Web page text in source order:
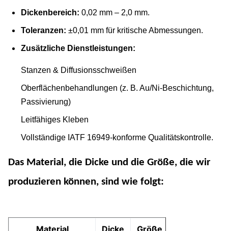
Dickenbereich: 0,02 mm – 2,0 mm.
Toleranzen: ±0,01 mm für kritische Abmessungen.
Zusätzliche Dienstleistungen:
Stanzen & Diffusionsschweißen
Oberflächenbehandlungen (z. B. Au/Ni-Beschichtung,
Passivierung)
Leitfähiges Kleben
Vollständige IATF 16949-konforme Qualitätskontrolle.
Das Material, die Dicke und die Größe, die wir
produzieren können, sind wie folgt: